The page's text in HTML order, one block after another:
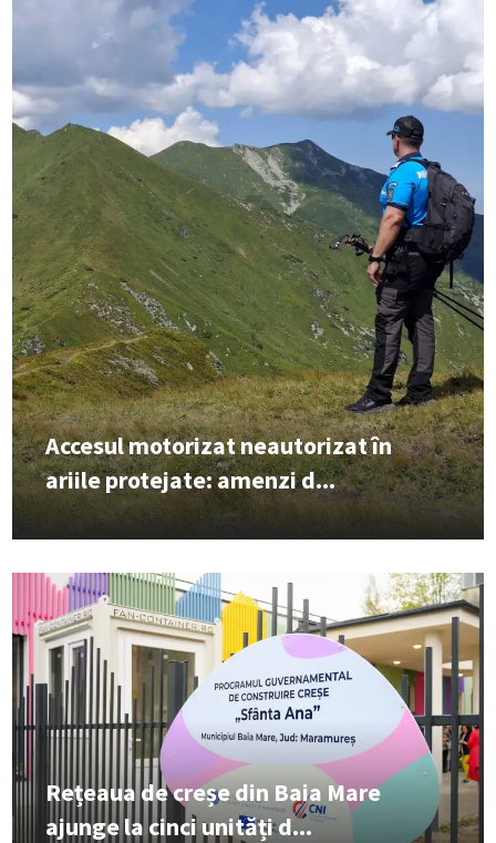
Accesul motorizat neautorizat în
ariile protejate: amenzi d...
Rețeaua de creșe din Baia Mare
ajunge la cinci unități d...